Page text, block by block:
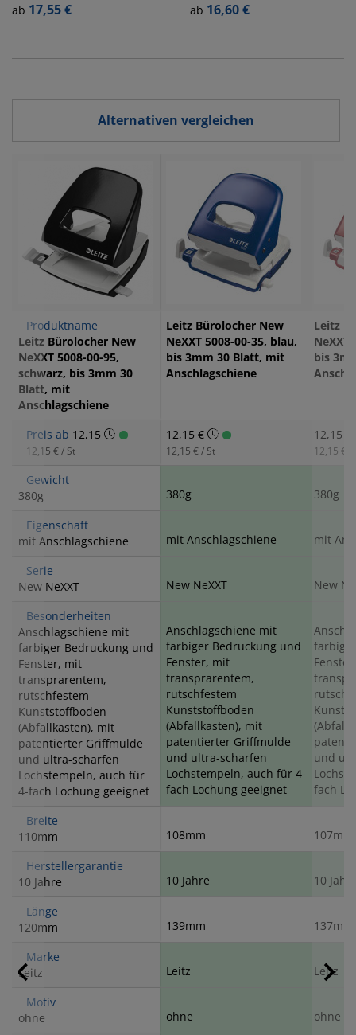
5006-00-94,
Anschlagschiene
ab 17,55 €
5008-10-62,
mit
ab 16,60 €
Alternativen vergleichen
Produktname
Leitz Bürolocher New
NeXXT 5008-00-95,
schwarz, bis 3mm 30
Blatt, mit
Anschlagschiene
Leitz Bürolocher New
NeXXT 5008-00-35, blau,
bis 3mm 30 Blatt, mit
Anschlagschiene
Leitz
NeXXT
bis
Preis ab 12,15
12,15 € / St
12,15 €
12,15 € / St
12,15 €
12,15 € /
Gewicht
380g
380g 380g
Eigenschaft
mit Anschlagschiene
mit Anschlagschiene mit
Serie
New NeXXT
New NeXXT New
Besonderheiten
Anschlagschiene mit
farbiger Bedruckung und
Fenster, mit
transprarentem,
rutschfestem
Kunststoffboden
(Abfallkasten), mit
patentierter Griffmulde
und ultra-scharfen
Lochstempeln, auch für
4-fach Lochung geeignet
Anschlagschiene mit
farbiger Bedruckung und
Fenster, mit
transprarentem,
rutschfestem
Kunststoffboden
(Abfallkasten), mit
patentierter Griffmulde
und ultra-scharfen
Lochstempeln, auch für 4-
fach Lochung geeignet
und
fach
Breite
110mm
108mm 107mm
Herstellergarantie
10 Jahre
10 Jahre 10
Länge
120mm
139mm 137mm
Marke
Leitz
Leitz Leitz
Motiv
ohne
ohne ohne